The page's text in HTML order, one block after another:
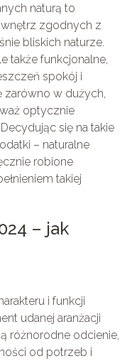
naturą to
zgodnych z
bliskich naturze.
także funkcjonalne,
spokój i
zarówno w dużych,
optycznie
się na takie
– naturalne
robione
takiej
– jak
i funkcji
udanej aranżacji
różnorodne odcienie,
od potrzeb i